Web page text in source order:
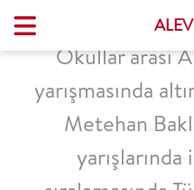
Okullar arası
yarışmasında
Metehan